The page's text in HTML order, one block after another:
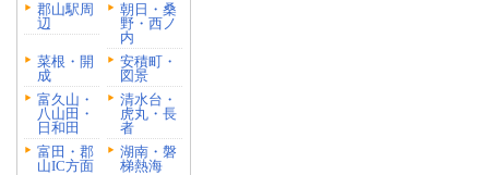
郡山駅周
辺
朝日・桑
野・西ノ
内
菜根・開
成
安積町・
図景
富久山・
八山田・
日和田
清水台・
虎丸・長
者
富田・郡
山IC方面
湖南・磐
梯熱海